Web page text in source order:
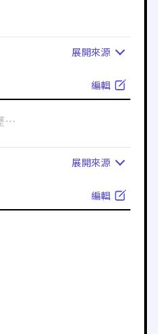
展開來源
編輯
⋯
展開來源
編輯